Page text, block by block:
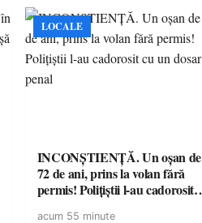
LOCALE
INCONȘTIENȚĂ. Un oșan de
72 de ani, prins la volan fără
permis! Polițiștii l-au cadorosit
acum 55 minute